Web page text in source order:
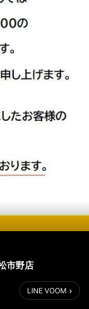
市野店
LINE VOOM